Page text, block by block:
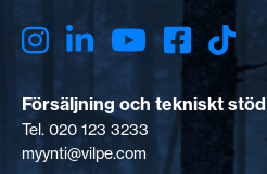
Försäljning och tekniskt stöd
Tel. 020 123 3233
myynti@vilpe.com